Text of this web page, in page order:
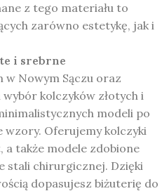
z tego materiału to
zarówno estetykę, jak i
i srebrne
w Nowym Sączu oraz
kolczyków złotych i
modeli po
Oferujemy kolczyki
a także modele zdobione
stali chirurgicznej. Dzięki
dopasujesz biżuterię do